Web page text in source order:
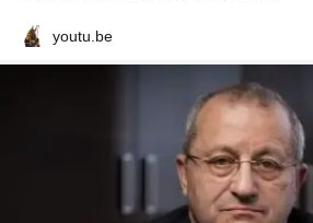
youtu.be